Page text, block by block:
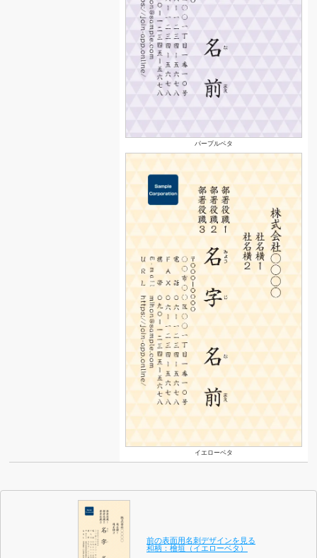
パープルベタ
イエローベタ
前の表面用名刺デザインを見る
和柄：檜垣（イエローベタ）